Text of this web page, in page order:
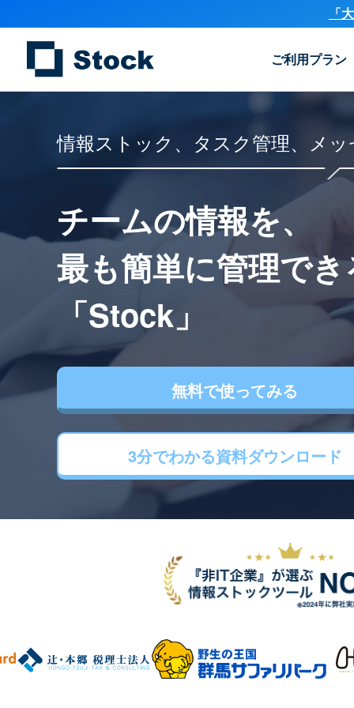
「
ご利用プラン
情報ストック、タスク管理、メ
チームの情報を、
最も簡単に管理で
「Stock」
無料で使ってみる
3分でわかる資料ダウンロード